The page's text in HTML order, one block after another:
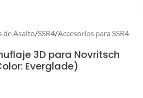
de Asalto/SSR4/Accesorios para SSR4
3D para Novritsch
Everglade)